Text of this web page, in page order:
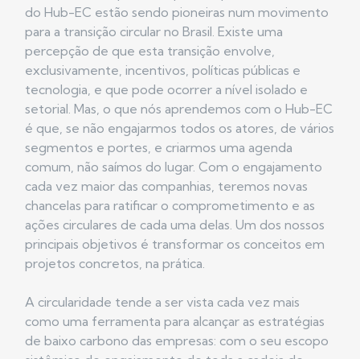
do Hub-EC estão sendo pioneiras num movimento
para a transição circular no Brasil. Existe uma
percepção de que esta transição envolve,
exclusivamente, incentivos, políticas públicas e
tecnologia, e que pode ocorrer a nível isolado e
setorial. Mas, o que nós aprendemos com o Hub-EC
é que, se não engajarmos todos os atores, de vários
segmentos e portes, e criarmos uma agenda
comum, não saímos do lugar. Com o engajamento
cada vez maior das companhias, teremos novas
chancelas para ratificar o comprometimento e as
ações circulares de cada uma delas. Um dos nossos
principais objetivos é transformar os conceitos em
projetos concretos, na prática.
A circularidade tende a ser vista cada vez mais
como uma ferramenta para alcançar as estratégias
de baixo carbono das empresas: com o seu escopo